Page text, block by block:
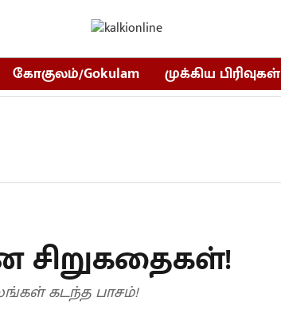
கோகுலம்/Gokulam முக்கிய பிரிவுகள்
சிறுகதைகள்!
காலங்கள் கடந்த பாசம்!